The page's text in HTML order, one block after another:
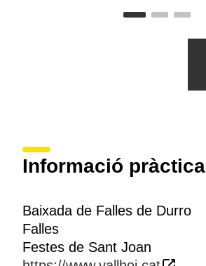
Informació pràctica
Baixada de Falles de Durro
Falles
Festes de Sant Joan